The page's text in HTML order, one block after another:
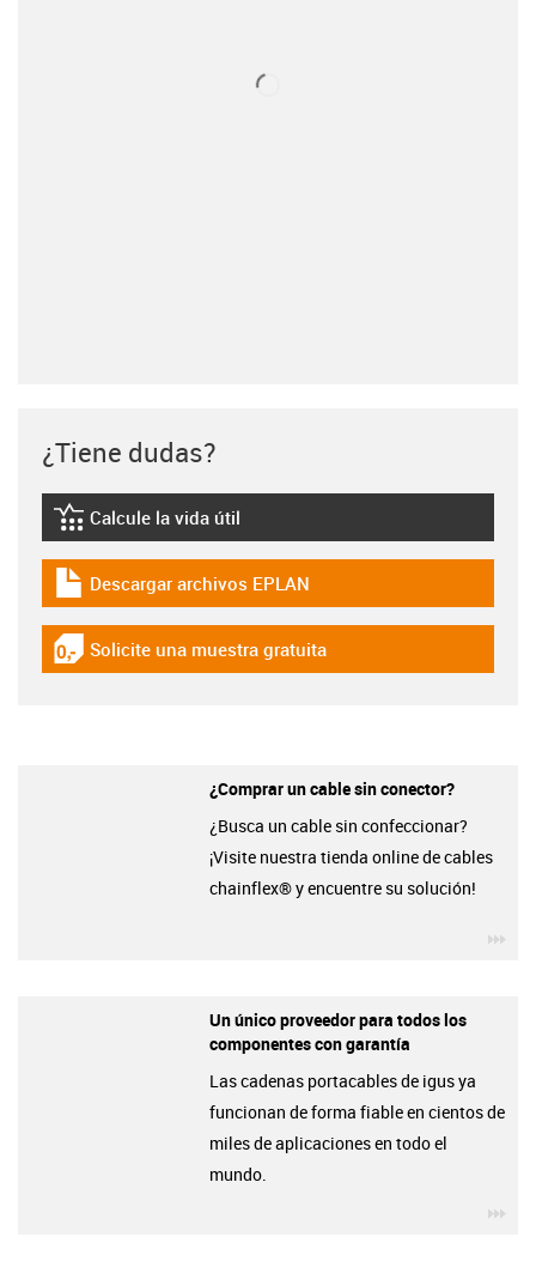
¿Tiene dudas?
igus-icon-lebensdauerrechner
Calcule la vida útil
igus-icon-download-plan
Descargar archivos EPLAN
igus-icon-gratismuster
Solicite una muestra gratuita
¿Comprar un cable sin conector?
¿Busca un cable sin confeccionar?
¡Visite nuestra tienda online de cables
chainflex® y encuentre su solución!
Un único proveedor para todos los
componentes con garantía
Las cadenas portacables de igus ya
funcionan de forma fiable en cientos de
miles de aplicaciones en todo el
mundo.